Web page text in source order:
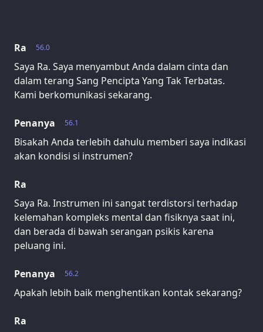
56.0
Ra
Saya Ra. Saya menyambut Anda dalam cinta dan
dalam terang Sang Pencipta Yang Tak Terbatas.
Kami berkomunikasi sekarang.
56.1
Penanya
Bisakah Anda terlebih dahulu memberi saya indikasi
akan kondisi si instrumen?
Ra
Saya Ra. Instrumen ini sangat terdistorsi terhadap
kelemahan kompleks mental dan fisiknya saat ini,
dan berada di bawah serangan psikis karena
peluang ini.
56.2
Penanya
Apakah lebih baik menghentikan kontak sekarang?
Ra